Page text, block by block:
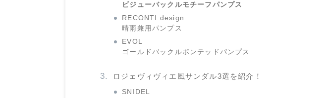
ビジューバックルモチーフパンプス
RECONTI design
晴雨兼用パンプス
EVOL
ゴールドバックルポンテッドパンプス
ロジェヴィヴィエ風サンダル3選を紹介！
SNIDEL